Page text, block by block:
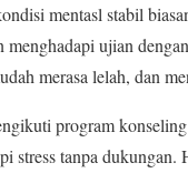
mentasl stabil
menghadapi ujian
merasa lelah, dan
program
stress tanpa